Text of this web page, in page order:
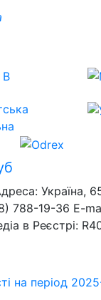
Україна,
788-19-36 E-
в Реєстрі:
на період